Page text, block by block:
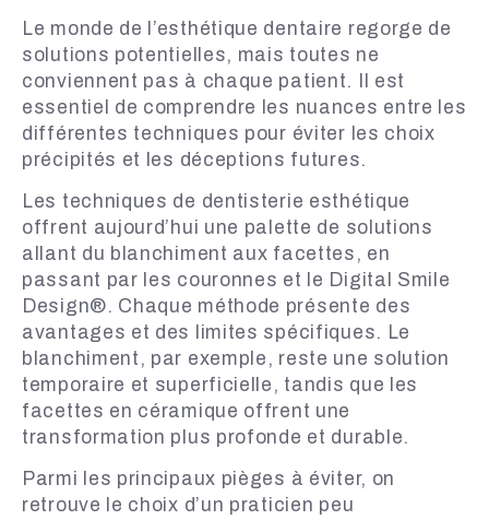
Le monde de l’esthétique dentaire regorge de
solutions potentielles, mais toutes ne
conviennent pas à chaque patient. Il est
essentiel de comprendre les nuances entre les
différentes techniques pour éviter les choix
précipités et les déceptions futures.
Les techniques de dentisterie esthétique
offrent aujourd’hui une palette de solutions
allant du blanchiment aux facettes, en
passant par les couronnes et le Digital Smile
Design®. Chaque méthode présente des
avantages et des limites spécifiques. Le
blanchiment, par exemple, reste une solution
temporaire et superficielle, tandis que les
facettes en céramique offrent une
transformation plus profonde et durable.
Parmi les principaux pièges à éviter, on
retrouve le choix d’un praticien peu